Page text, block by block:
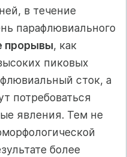
в течение
парафлювиального
прорывы, как
пиковых
сток, а
потребоваться
явления. Тем не
более